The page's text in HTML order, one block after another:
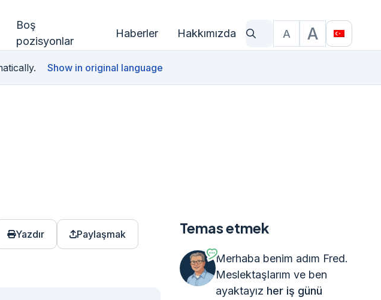
Boş
pozisyonlar
Haberler Hakkımızda
Ne arıyorsun?
Yazı Boyutu
A A
Show in original language
Yazdır Paylaşmak Temas etmek
Merhaba benim adım Fred.
Meslektaşlarım ve ben
ayaktayız her iş günü